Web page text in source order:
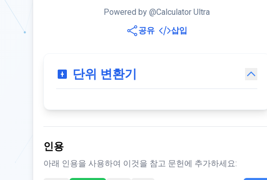
Powered by @Calculator Ultra
공유
삽입
단위 변환기
인용
아래 인용을 사용하여 이것을 참고 문헌에 추가하세요: